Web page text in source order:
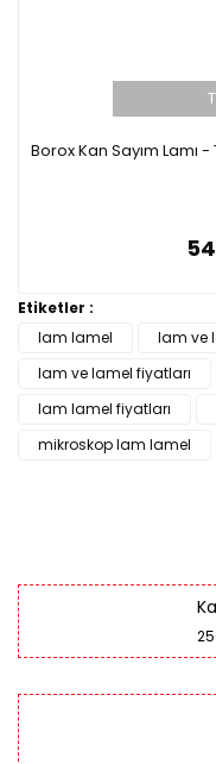
Borox Kan Sayım Lamı
Etiketler :
lam lamel
lam ve
lam ve lamel fiyatları
lam lamel fiyatları
mikroskop lam lamel